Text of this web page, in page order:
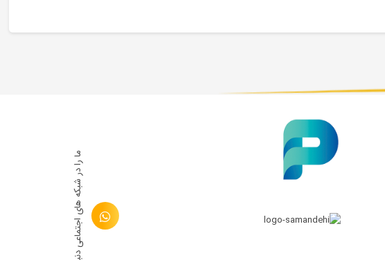
ما را در شبكه های اجتماعی دنبال کنید